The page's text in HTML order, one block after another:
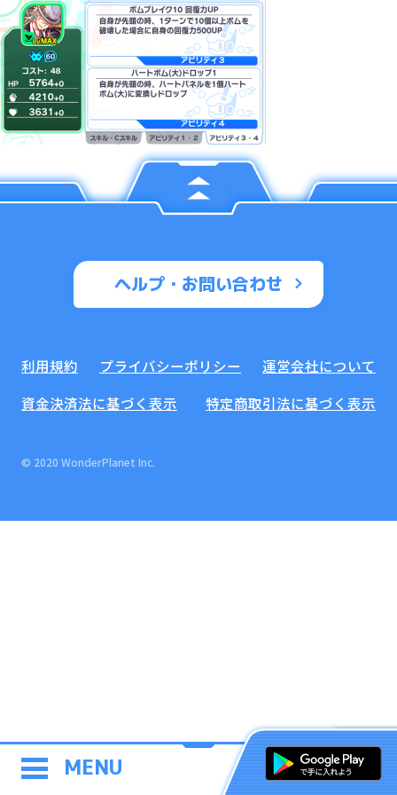
MENU
ヘルプ・お問い合わせ
利用規約 プライバシーポリシー
運営会社について
資金決済法に基づく表示
特定商取引法に基づく表示
© 2020 WonderPlanet Inc.